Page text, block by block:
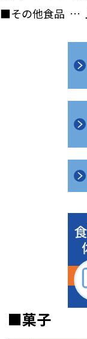
■その他食品 …
■菓子